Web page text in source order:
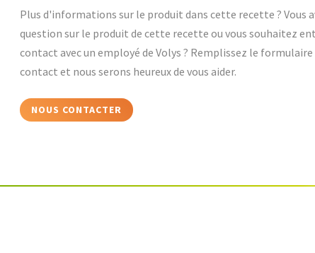
Plus d'informations sur le produit dans cette recette ? Vous
question sur le produit de cette recette ou vous souhaitez
contact avec un employé de Volys ? Remplissez le formulaire
contact et nous serons heureux de vous aider.
NOUS CONTACTER